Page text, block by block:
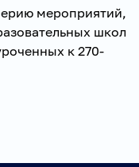
мероприятий,
школ
к 270-